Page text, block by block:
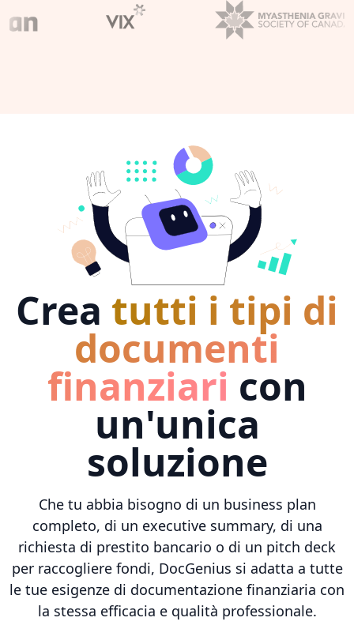
Crea tutti i tipi di
documenti
finanziari con
un'unica
soluzione
Che tu abbia bisogno di un business plan
completo, di un executive summary, di una
richiesta di prestito bancario o di un pitch deck
per raccogliere fondi, DocGenius si adatta a tutte
le tue esigenze di documentazione finanziaria con
la stessa efficacia e qualità professionale.